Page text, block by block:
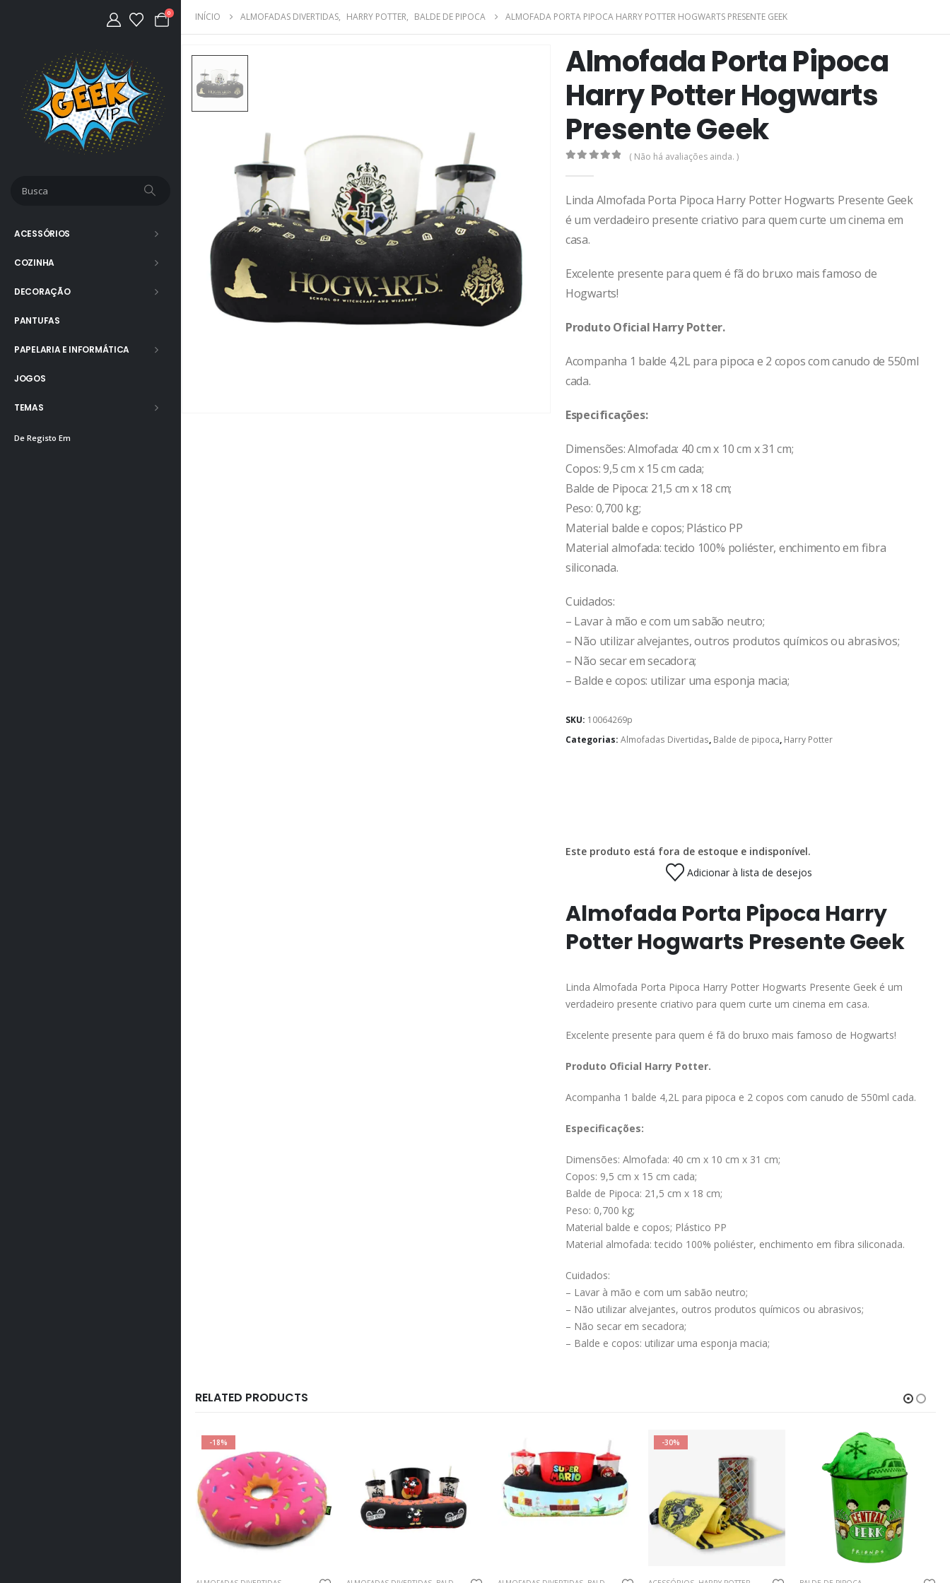
0
ACESSÓRIOS
COZINHA
DECORAÇÃO
PANTUFAS
PAPELARIA E INFORMÁTICA
JOGOS
TEMAS
De Registo Em
INÍCIO ALMOFADAS DIVERTIDAS, HARRY POTTER, BALDE DE PIPOCA ALMOFADA PORTA PIPOCA HARRY POTTER HOGWARTS PRESENTE GEEK
Almofada Porta Pipoca
Harry Potter Hogwarts
Presente Geek
( Não há avaliações ainda. )
Linda Almofada Porta Pipoca Harry Potter Hogwarts Presente Geek
é um verdadeiro presente criativo para quem curte um cinema em
casa.
Excelente presente para quem é fã do bruxo mais famoso de
Hogwarts!
Produto Oficial Harry Potter.
Acompanha 1 balde 4,2L para pipoca e 2 copos com canudo de 550ml
cada.
Especificações:
Dimensões: Almofada: 40 cm x 10 cm x 31 cm;
Copos: 9,5 cm x 15 cm cada;
Balde de Pipoca: 21,5 cm x 18 cm;
Peso: 0,700 kg;
Material balde e copos; Plástico PP
Material almofada: tecido 100% poliéster, enchimento em fibra
siliconada.
Cuidados:
– Lavar à mão e com um sabão neutro;
– Não utilizar alvejantes, outros produtos químicos ou abrasivos;
– Não secar em secadora;
– Balde e copos: utilizar uma esponja macia;
SKU: 10064269p
Categorias: Almofadas Divertidas, Balde de pipoca, Harry Potter
Este produto está fora de estoque e indisponível.
Adicionar à lista de desejos
Almofada Porta Pipoca Harry
Potter Hogwarts Presente Geek
Linda Almofada Porta Pipoca Harry Potter Hogwarts Presente Geek é um
verdadeiro presente criativo para quem curte um cinema em casa.
Excelente presente para quem é fã do bruxo mais famoso de Hogwarts!
Produto Oficial Harry Potter.
Acompanha 1 balde 4,2L para pipoca e 2 copos com canudo de 550ml cada.
Especificações:
Dimensões: Almofada: 40 cm x 10 cm x 31 cm;
Copos: 9,5 cm x 15 cm cada;
Balde de Pipoca: 21,5 cm x 18 cm;
Peso: 0,700 kg;
Material balde e copos; Plástico PP
Material almofada: tecido 100% poliéster, enchimento em fibra siliconada.
Cuidados:
– Lavar à mão e com um sabão neutro;
– Não utilizar alvejantes, outros produtos químicos ou abrasivos;
– Não secar em secadora;
– Balde e copos: utilizar uma esponja macia;
RELATED PRODUCTS
-18% -30%